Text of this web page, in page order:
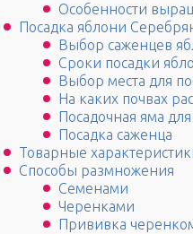
Особенности
Посадка яблони
Выбор саженцев
Сроки посадки
Выбор места для
На каких почвах
Посадочная яма
Посадка саженца
Товарные
Способы размножения
Семенами
Черенками
Прививка